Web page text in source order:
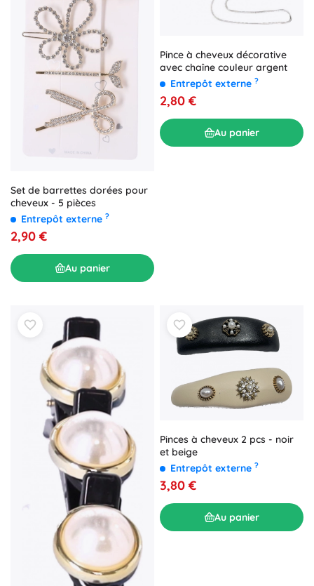
Set de barrettes dorées pour
cheveux - 5 pièces
Entrepôt externe ?
2,90 €
Au panier
Pince à cheveux décorative
avec chaîne couleur argent
Entrepôt externe ?
2,80 €
Au panier
Pinces à cheveux 2 pcs - noir
et beige
Entrepôt externe ?
3,80 €
Au panier